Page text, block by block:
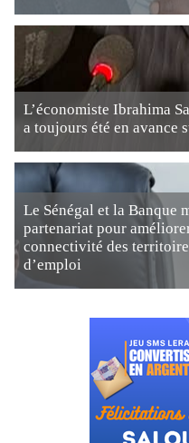
L’économiste Ibrahima
a toujours été en avance
Le Sénégal et la Banque
partenariat pour
connectivité des
d’emploi